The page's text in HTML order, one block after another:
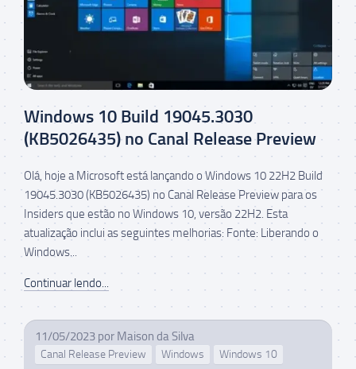
Windows 10 Build 19045.3030
(KB5026435) no Canal Release Preview
Olá, hoje a Microsoft está lançando o Windows 10 22H2 Build
19045.3030 (KB5026435) no Canal Release Preview para os
Insiders que estão no Windows 10, versão 22H2. Esta
atualização inclui as seguintes melhorias: Fonte: Liberando o
Windows...
Continuar lendo...
11/05/2023 por Maison da Silva
Canal Release Preview Windows Windows 10